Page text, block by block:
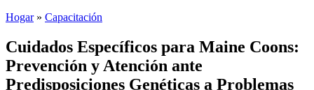
Hogar» Capacitación
Cuidados Específicos para Maine Coons:
Prevención y Atención ante
Predisposiciones Genéticas a Problemas